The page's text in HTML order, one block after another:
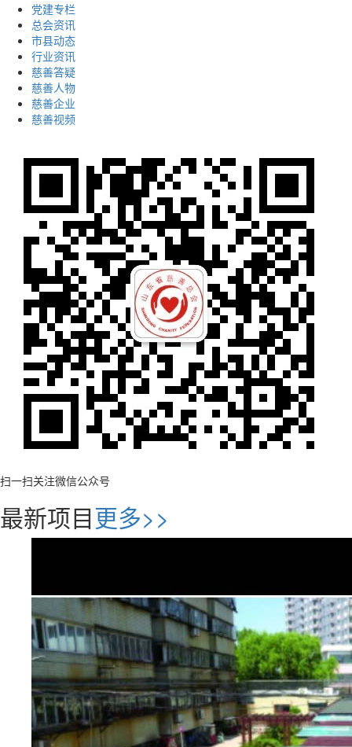
党建专栏
总会资讯
市县动态
行业资讯
慈善答疑
慈善人物
慈善企业
慈善视频
扫一扫关注微信公众号
最新项目更多>>